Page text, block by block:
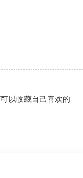
以收藏自己喜欢的